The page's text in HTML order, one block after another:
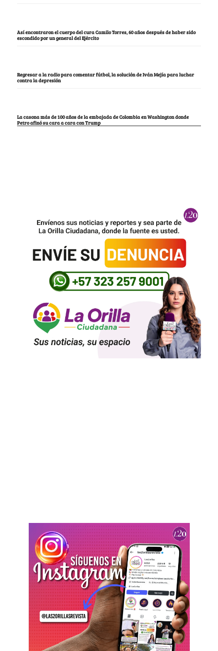
Así encontraron el cuerpo del cura Camilo Torres, 60 años después de haber sido
escondido por un general del Ejército
Regresar a la radio para comentar fútbol, la solución de Iván Mejía para luchar
contra la depresión
La casona más de 100 años de la embajada de Colombia en Washington donde
Petro afinó su cara a cara con Trump